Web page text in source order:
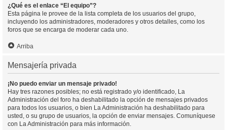
¿Qué es el enlace “El equipo”?
Esta página le provee de la lista completa de los usuarios del grupo,
incluyendo los administradores, moderadores y otros detalles, como los
foros que se encarga de moderar cada uno.
Arriba
Mensajería privada
¡No puedo enviar un mensaje privado!
Hay tres razones posibles; no está registrado y/o identificado, La
Administración del foro ha deshabilitado la opción de mensajes privados
para todos los usuarios, o bien La Administración ha deshabilitado para
usted, o su grupo de usuarios, la opción de enviar mensajes. Comuníquese
con La Administración para más información.